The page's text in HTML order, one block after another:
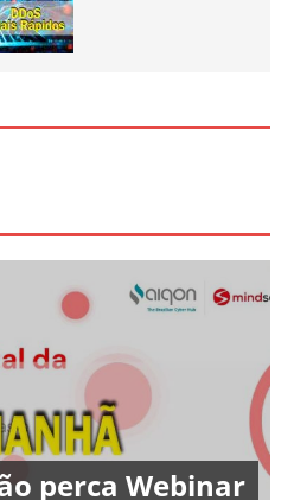
perca Webinar